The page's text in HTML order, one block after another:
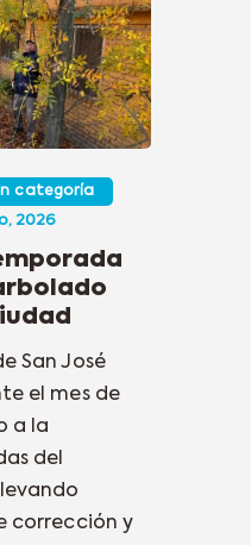
categoría
2026
San José
el mes de
a la
del
corrección y